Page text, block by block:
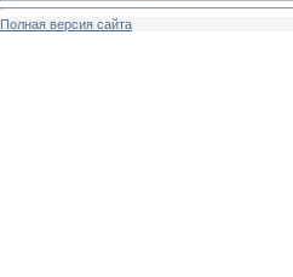
Полная версия сайта